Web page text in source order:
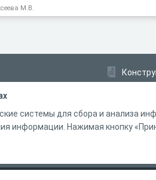
М.В.
системы для сбора и анализа
информации. Нажимая кнопку